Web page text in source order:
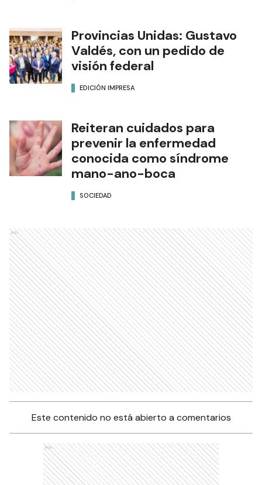
Provincias Unidas: Gustavo
Valdés, con un pedido de
visión federal
EDICIÓN IMPRESA
Reiteran cuidados para
prevenir la enfermedad
conocida como síndrome
mano-ano-boca
SOCIEDAD
Ads
Este contenido no está abierto a comentarios
Ads